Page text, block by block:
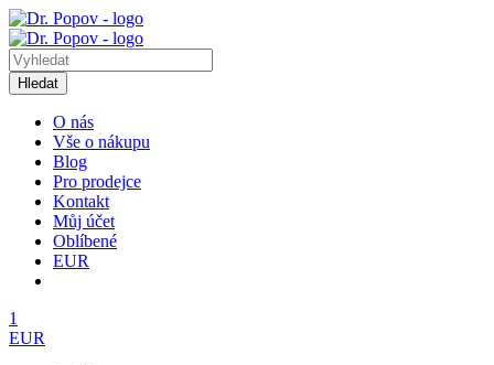
Hledat
O nás
Vše o nákupu
Blog
Pro prodejce
Kontakt
Můj účet
Oblíbené
EUR
1
EUR